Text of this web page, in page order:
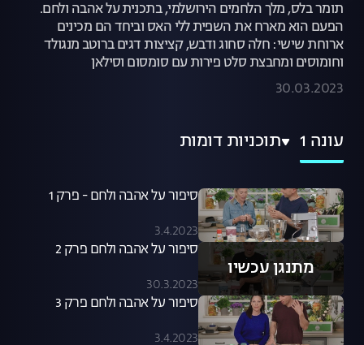
תומר בלס, מלך הלחמים הירושלמי, בתכנית על אהבה ולחם.
הפעם הוא מארח את השפית ללי האס וביחד הם מכינים
ארוחת שישי: חלה סחוג ודבש, קציצות דגים ברוטב מנגולד
וחומוסים ומחבצת סלט פירות עם סומסום וסילאן
30.03.2023
עונה 1 תוכניות דומות
סיפור על אהבה ולחם - פרק 1
3.4.2023
מתנגן עכשיו
סיפור על אהבה ולחם פרק 2
30.3.2023
סיפור על אהבה ולחם פרק 3
3.4.2023